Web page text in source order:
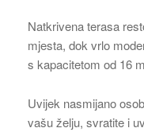
Natkrivena terasa
mjesta, dok vrlo
s kapacitetom od 16
Uvijek nasmijano
vašu želju, svratite i